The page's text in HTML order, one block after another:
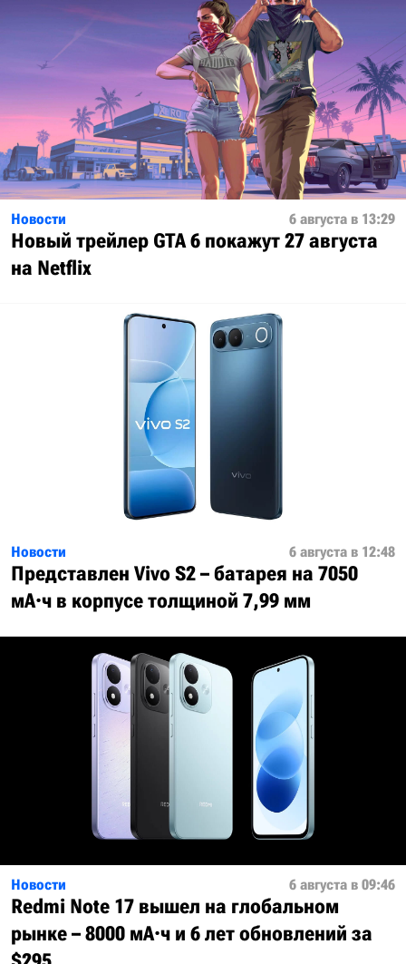
Новости 6 августа в 13:29
Новый трейлер GTA 6 покажут 27 августа
на Netflix
Новости 6 августа в 12:48
Представлен Vivo S2 – батарея на 7050
мА·ч в корпусе толщиной 7,99 мм
Новости 6 августа в 09:46
Redmi Note 17 вышел на глобальном
рынке – 8000 мА·ч и 6 лет обновлений за